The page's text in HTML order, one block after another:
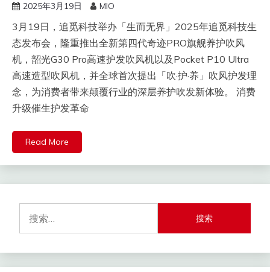
2025年3月19日 MIO
3月19日，追觅科技举办「生而无界」2025年追觅科技生
态发布会，隆重推出全新第四代奇迹PRO旗舰养护吹风
机，韶光G30 Pro高速护发吹风机以及Pocket P10 Ultra
高速造型吹风机，并全球首次提出「吹·护·养」吹风护发理
念，为消费者带来颠覆行业的深层养护吹发新体验。 消费
升级催生护发革命
Read More
索：